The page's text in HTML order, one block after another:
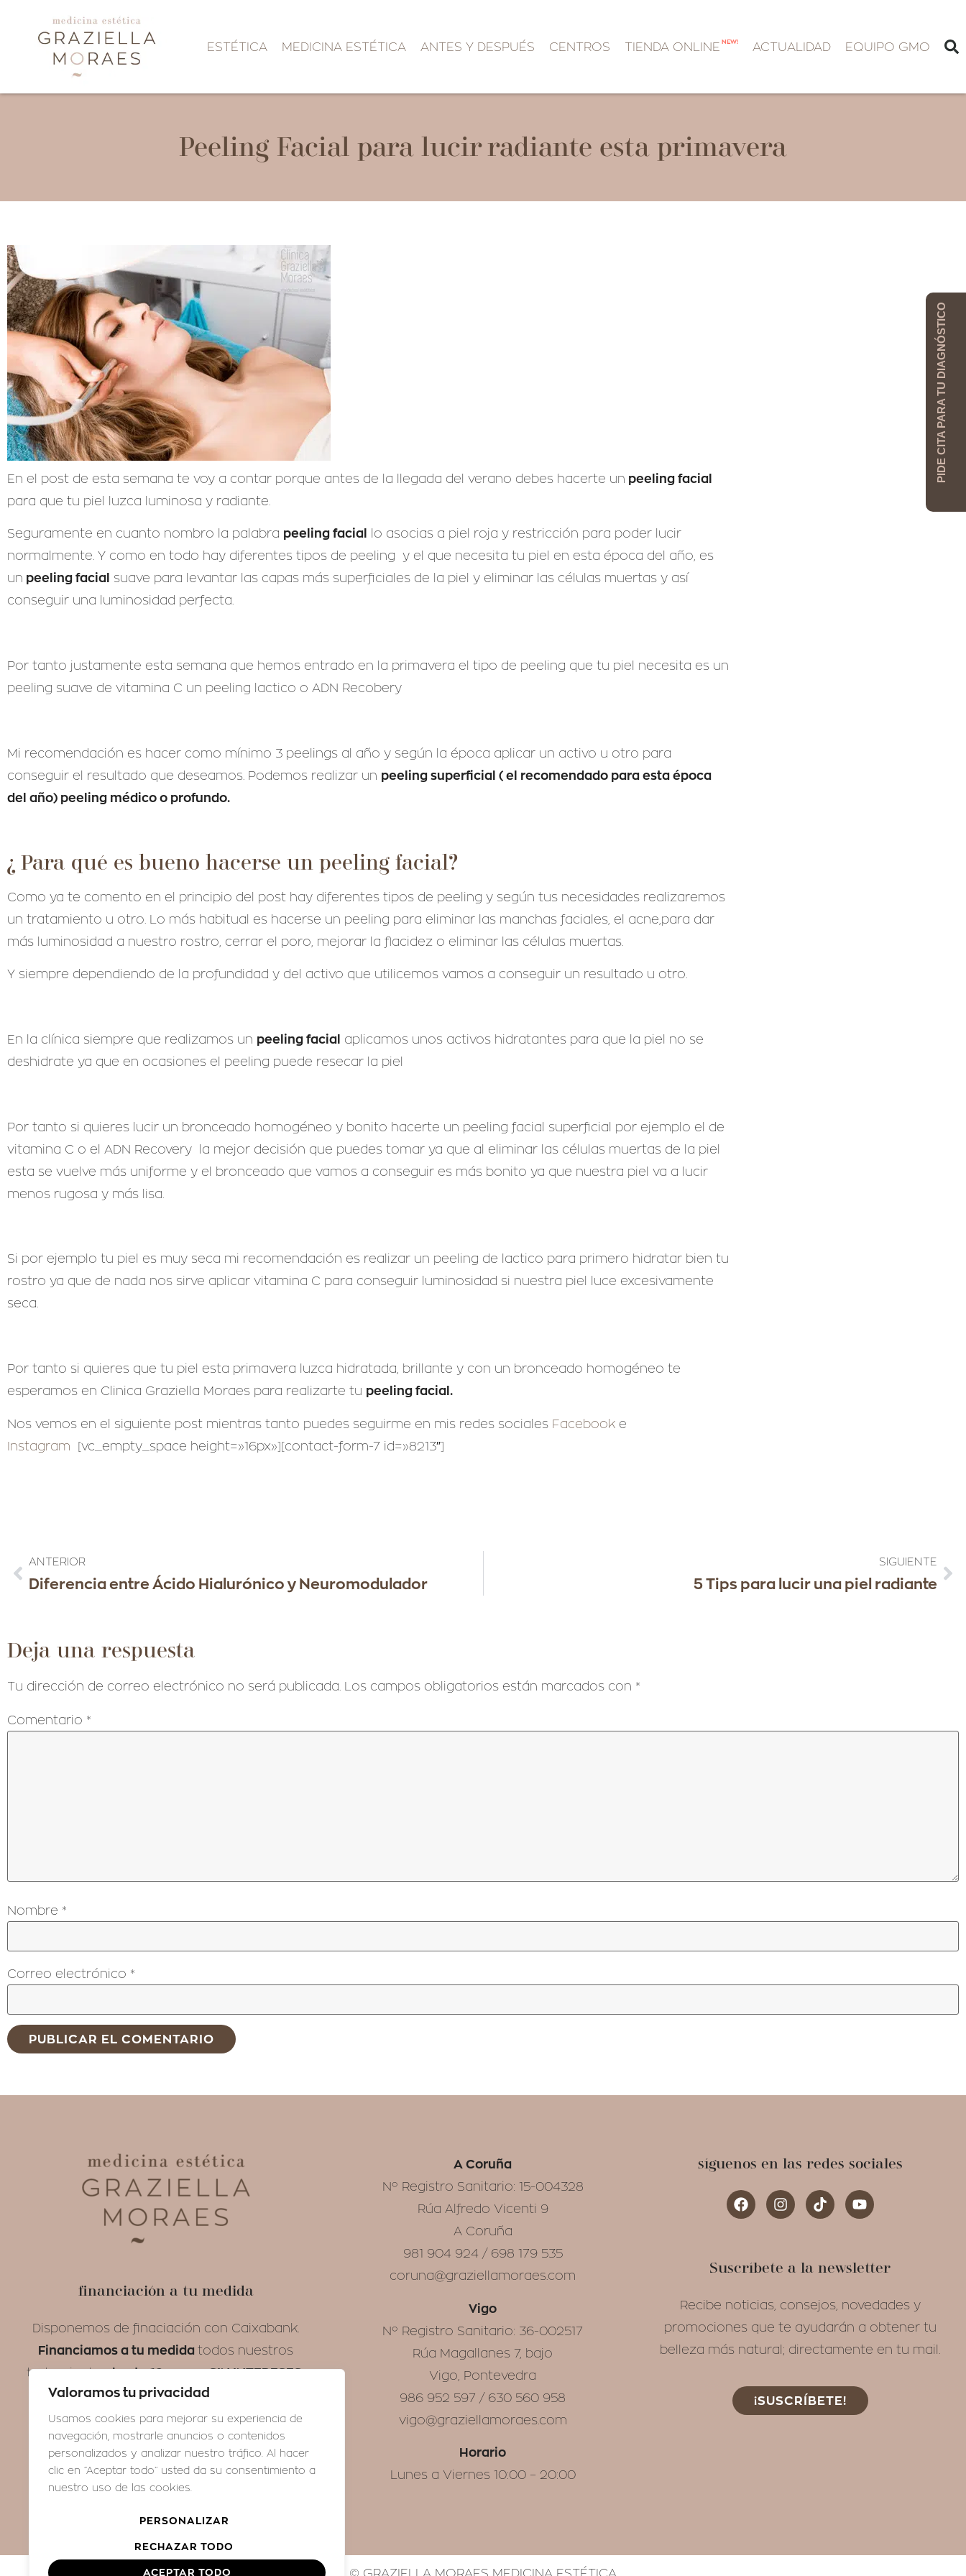
Valoramos tu privacidad
Usamos cookies para mejorar su experiencia de
navegación, mostrarle anuncios o contenidos
personalizados y analizar nuestro tráfico. Al hacer
clic en “Aceptar todo” usted da su consentimiento a
nuestro uso de las cookies.
PERSONALIZAR
RECHAZAR TODO
ACEPTAR TODO
ESTÉTICA MEDICINA ESTÉTICA ANTES Y DESPUÉS CENTROS TIENDA ONLINE NEW! ACTUALIDAD EQUIPO GMO
Peeling Facial para lucir radiante esta primavera
En el post de esta semana te voy a contar porque antes de la llegada del verano debes hacerte un peeling facial
para que tu piel luzca luminosa y radiante.
Seguramente en cuanto nombro la palabra peeling facial
lo asocias a piel roja y restricción para poder lucir
normalmente. Y como en todo hay diferentes tipos de peeling y el que necesita tu piel en esta época del año, es
un peeling facial
suave para levantar las capas más superficiales de la piel y eliminar las células muertas y así
conseguir una luminosidad perfecta.
Por tanto justamente esta semana que hemos entrado en la primavera el tipo de peeling que tu piel necesita es un
peeling suave de vitamina C un peeling lactico o ADN Recobery
Mi recomendación es hacer como mínimo 3 peelings al año y según la época aplicar un activo u otro para
conseguir el resultado que deseamos. Podemos realizar un peeling superficial ( el recomendado para esta época
del año) peeling médico o profundo.
¿ Para qué es bueno hacerse un peeling facial?
Como ya te comento en el principio del post hay diferentes tipos de peeling y según tus necesidades realizaremos
un tratamiento u otro. Lo más habitual es hacerse un peeling para eliminar las manchas faciales, el acne,para dar
más luminosidad a nuestro rostro, cerrar el poro, mejorar la flacidez o eliminar las células muertas.
Y siempre dependiendo de la profundidad y del activo que utilicemos vamos a conseguir un resultado u otro.
En la clínica siempre que realizamos un peeling facial
aplicamos unos activos hidratantes para que la piel no se
deshidrate ya que en ocasiones el peeling puede resecar la piel
Por tanto si quieres lucir un bronceado homogéneo y bonito hacerte un peeling facial superficial por ejemplo el de
vitamina C o el ADN Recovery la mejor decisión que puedes tomar ya que al eliminar las células muertas de la piel
esta se vuelve más uniforme y el bronceado que vamos a conseguir es más bonito ya que nuestra piel va a lucir
menos rugosa y más lisa.
Si por ejemplo tu piel es muy seca mi recomendación es realizar un peeling de lactico para primero hidratar bien tu
rostro ya que de nada nos sirve aplicar vitamina C para conseguir luminosidad si nuestra piel luce excesivamente
seca.
Por tanto si quieres que tu piel esta primavera luzca hidratada, brillante y con un bronceado homogéneo te
esperamos en Clinica Graziella Moraes para realizarte tu peeling facial.
Nos vemos en el siguiente post mientras tanto puedes seguirme en mis redes sociales Facebook e
Instagram
[vc_empty_space height=»16px»][contact-form-7 id=»8213″]
ANTERIOR
Diferencia entre Ácido Hialurónico y Neuromodulador
SIGUIENTE
5 Tips para lucir una piel radiante
Deja una respuesta
Tu dirección de correo electrónico no será publicada. Los campos obligatorios están marcados con *
Comentario *
Nombre *
Correo electrónico *
financiación a tu medida
Disponemos de finaciación con Caixabank.
Financiamos a tu medidatodos nuestros
tratamientoshasta 12 meses SIN INTERESES.
A Coruña
Nº Registro Sanitario: 15-004328
Rúa Alfredo Vicenti 9
A Coruña
981 904 924 / 698 179 535
coruna@graziellamoraes.com
Vigo
Nº Registro Sanitario: 36-002517
Rúa Magallanes 7, bajo
Vigo, Pontevedra
986 952 597 / 630 560 958
vigo@graziellamoraes.com
Horario
Lunes a Viernes 10:00 – 20:00
síguenos en las redes sociales
Suscríbete a la newsletter
Recibe noticias, consejos, novedades y
promociones que te ayudarán a obtener tu
belleza más natural; directamente en tu mail.
¡SUSCRÍBETE!
© GRAZIELLA MORAES MEDICINA ESTÉTICA
PIDE CITA PARA TU DIAGNÓSTICO